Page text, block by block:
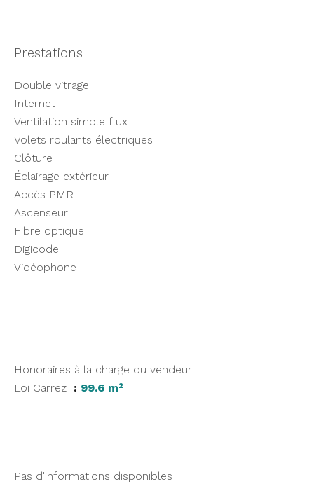
Prestations
Double vitrage
Internet
Ventilation simple flux
Volets roulants électriques
Clôture
Éclairage extérieur
Accès PMR
Ascenseur
Fibre optique
Digicode
Vidéophone
Honoraires à la charge du vendeur
Loi Carrez
99.6 m²
Pas d'informations disponibles